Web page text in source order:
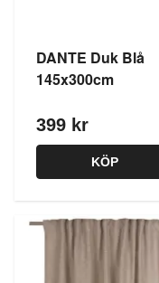
DANTE Duk Blå
145x300cm
399 kr
KÖP